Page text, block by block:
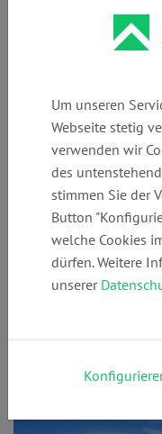
Alle Artikel
Hier erfährst Du alles
die Beziehungen
Verträge,
das Zivilrecht sorgt
klar geregelt sind.
gegen einen Vertrag
bestens vorbereitet,
und durchzusetzen.
Um unseren
Webseite stetig
verwenden wir
des
stimmen Sie der
Button
welche Cookies
dürfen. Weitere
unserer